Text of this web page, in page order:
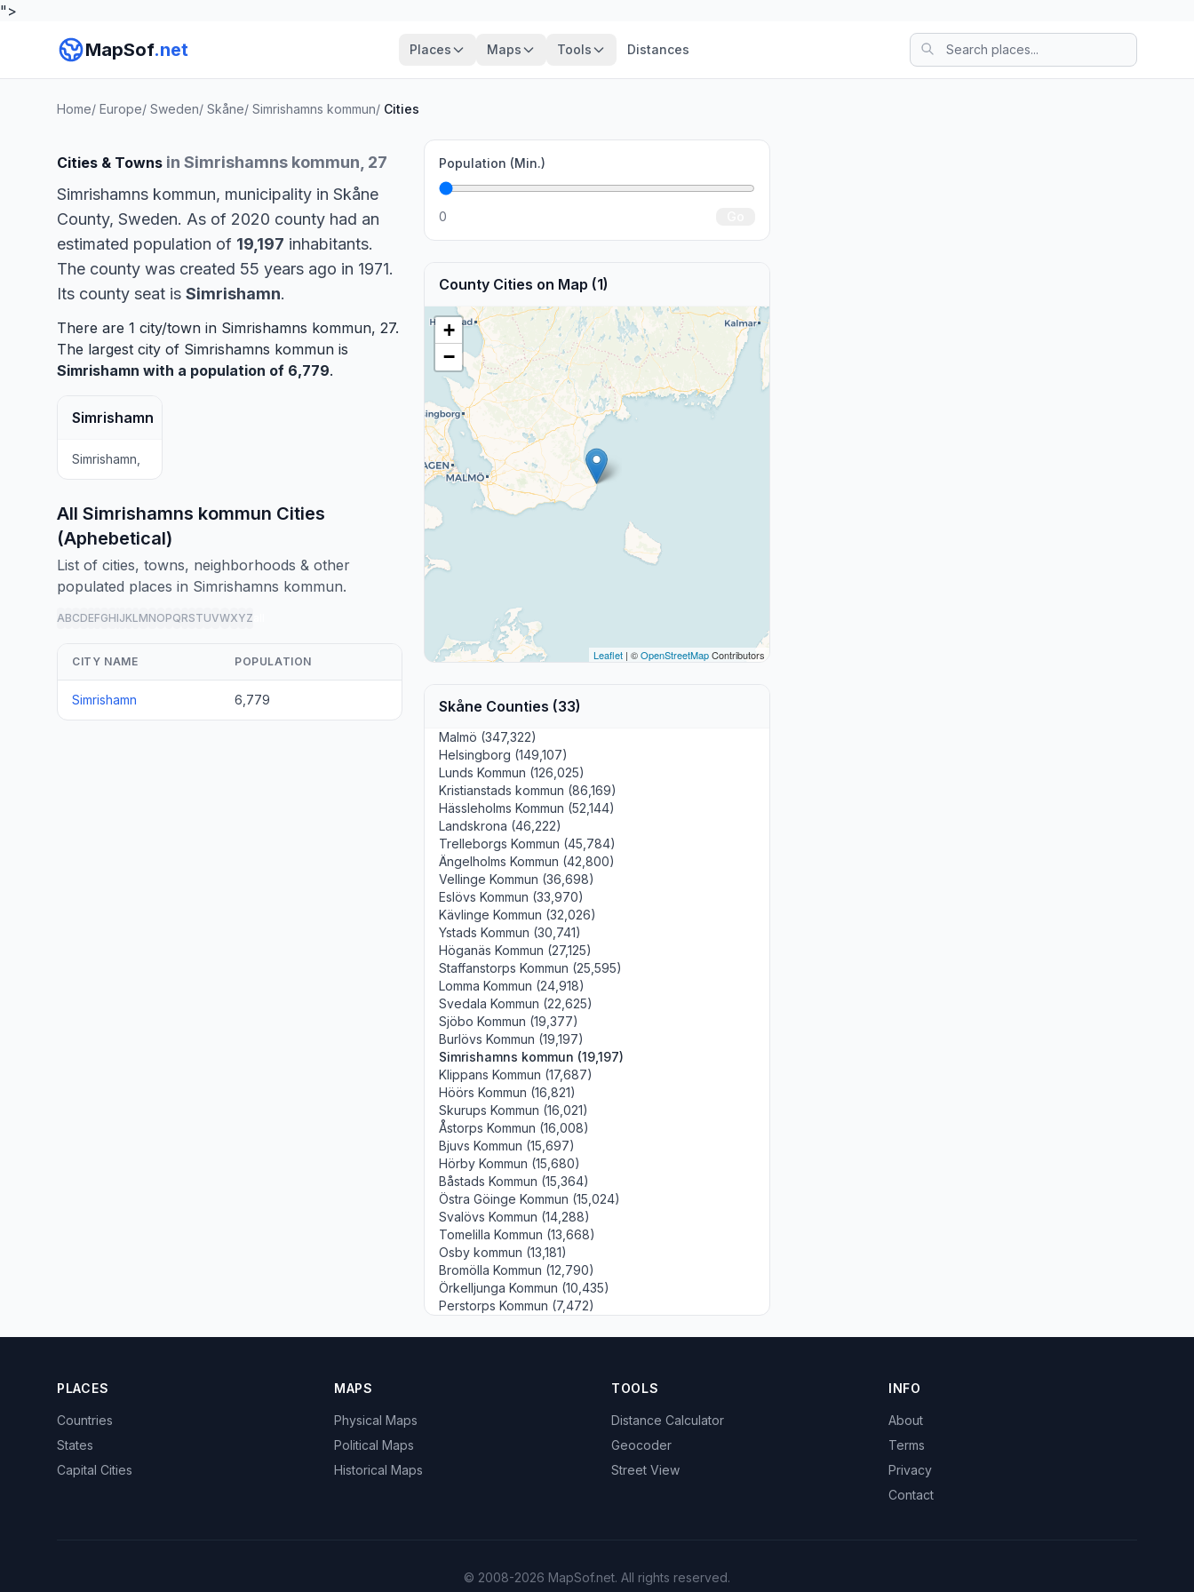
">
MapSof.net Places Maps Tools Distances
Home/ Europe/ Sweden/ Skåne/ Simrishamns kommun/ Cities
Cities & Towns in Simrishamns kommun, 27
Simrishamns kommun, municipality in Skåne
County, Sweden. As of 2020 county had an
estimated population of 19,197 inhabitants.
The county was created 55 years ago in 1971.
Its county seat is Simrishamn.
There are 1 city/town in Simrishamns kommun, 27.
The largest city of Simrishamns kommun is
Simrishamn with a population of 6,779.
Simrishamn
Simrishamn,
All Simrishamns kommun Cities
(Aphebetical)
List of cities, towns, neighborhoods & other
populated places in Simrishamns kommun.
ABCDEFGHIJKLMNOPQRSTUVWXYZ
CITY NAME POPULATION
Simrishamn 6,779
Population (Min.)
0
County Cities on Map (1)
+
−
Leaflet| ©OpenStreetMapContributors
Skåne Counties (33)
Malmö (347,322)
Helsingborg (149,107)
Lunds Kommun (126,025)
Kristianstads kommun (86,169)
Hässleholms Kommun (52,144)
Landskrona (46,222)
Trelleborgs Kommun (45,784)
Ängelholms Kommun (42,800)
Vellinge Kommun (36,698)
Eslövs Kommun (33,970)
Kävlinge Kommun (32,026)
Ystads Kommun (30,741)
Höganäs Kommun (27,125)
Staffanstorps Kommun (25,595)
Lomma Kommun (24,918)
Svedala Kommun (22,625)
Sjöbo Kommun (19,377)
Burlövs Kommun (19,197)
Simrishamns kommun (19,197)
Klippans Kommun (17,687)
Höörs Kommun (16,821)
Skurups Kommun (16,021)
Åstorps Kommun (16,008)
Bjuvs Kommun (15,697)
Hörby Kommun (15,680)
Båstads Kommun (15,364)
Östra Göinge Kommun (15,024)
Svalövs Kommun (14,288)
Tomelilla Kommun (13,668)
Osby kommun (13,181)
Bromölla Kommun (12,790)
Örkelljunga Kommun (10,435)
Perstorps Kommun (7,472)
PLACES
Countries
States
Capital Cities
MAPS
Physical Maps
Political Maps
Historical Maps
TOOLS
Distance Calculator
Geocoder
Street View
INFO
About
Terms
Privacy
Contact
© 2008-2026 MapSof.net. All rights reserved.